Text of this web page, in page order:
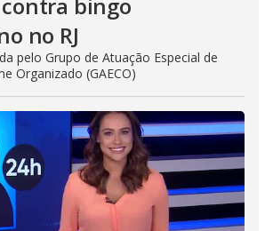
no RJ
pelo Grupo de Atuação Especial de
Organizado (GAECO)